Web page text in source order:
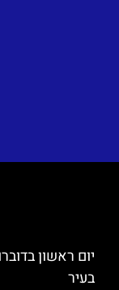
יום ראשון
בעיר